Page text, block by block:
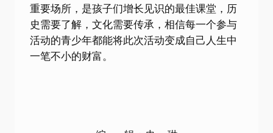
重要场所，是孩子们增长见识的最佳课堂，历
史需要了解，文化需要传承，相信每一个参与
活动的青少年都能将此次活动变成自己人生中
一笔不小的财富。